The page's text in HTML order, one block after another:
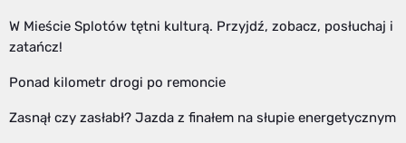
W Mieście Splotów tętni kulturą. Przyjdź, zobacz, posłuchaj i
zatańcz!
Ponad kilometr drogi po remoncie
Zasnął czy zasłabł? Jazda z finałem na słupie energetycznym